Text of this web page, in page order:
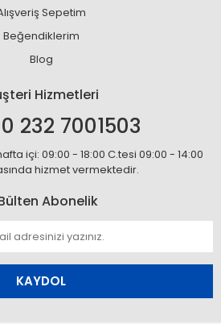
Sepetim
Beğendiklerim
Blog
Hizmetleri
232 7001503
içi: 09:00 - 18:00 C.tesi 09:00 - 14:00
hizmet vermektedir.
Abonelik
KAYDOL